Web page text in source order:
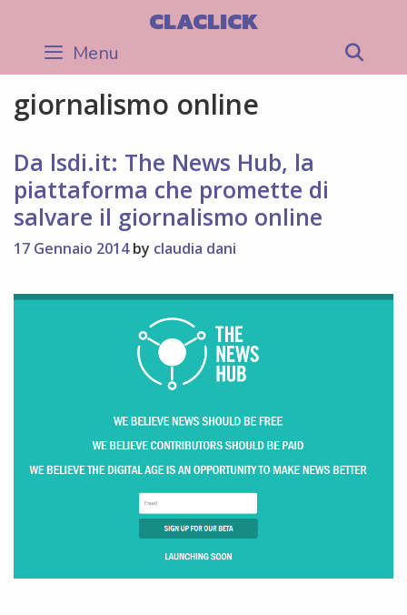
content
CLACLICK
Menu
giornalismo online
Da lsdi.it: The News Hub, la
piattaforma che promette di
salvare il giornalismo online
17 Gennaio 2014 by claudia dani